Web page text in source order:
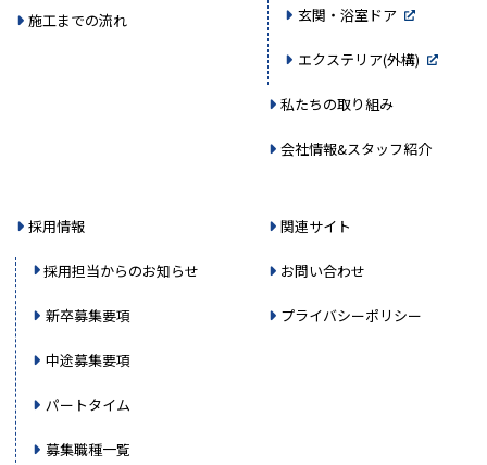
施工までの流れ 玄関・浴室ドア
エクステリア(外構)
私たちの取り組み
会社情報&スタッフ紹介
採用情報
採用担当からのお知らせ
新卒募集要項
中途募集要項
パートタイム
募集職種一覧
関連サイト
お問い合わせ
プライバシーポリシー